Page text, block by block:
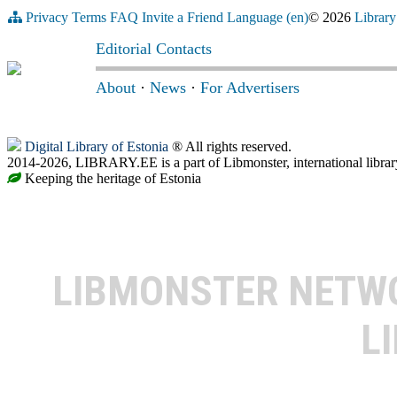
Privacy Terms FAQ Invite a Friend Language (en)© 2026
Editorial Contacts
About · News · For Advertisers
Digital Library of Estonia ® All rights reserved.
2014-2026, LIBRARY.EE is a part of Libmonster, international
Keeping the heritage of Estonia
LIBMONSTER